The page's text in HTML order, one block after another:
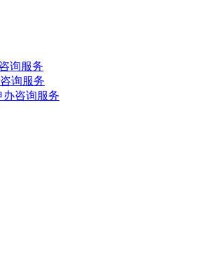
询服务
询服务
办咨询服务